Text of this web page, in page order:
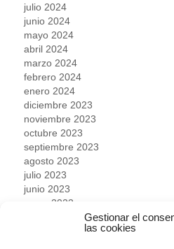
Gestionar el
las cookies
julio 2024
junio 2024
mayo 2024
abril 2024
marzo 2024
febrero 2024
enero 2024
diciembre 2023
noviembre 2023
octubre 2023
septiembre 2023
agosto 2023
julio 2023
junio 2023
mayo 2023